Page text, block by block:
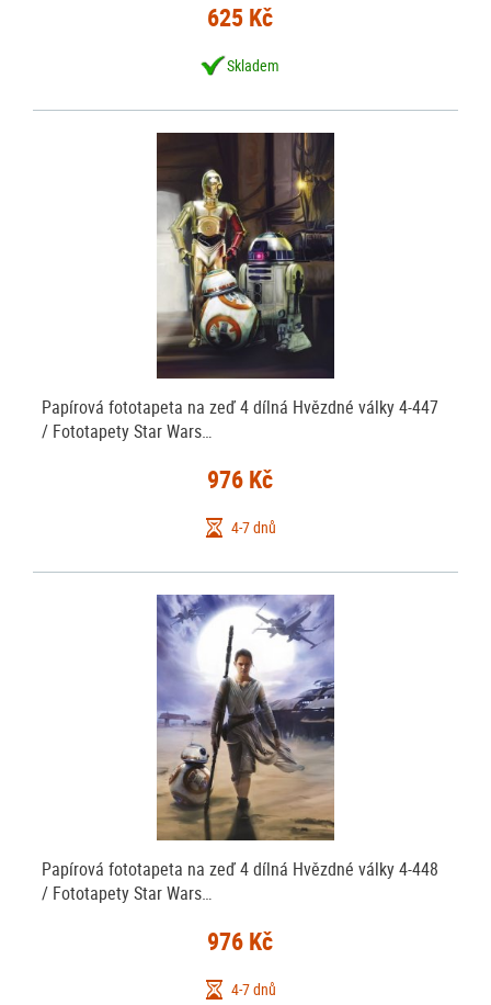
625 Kč
Skladem
Papírová fototapeta na zeď 4 dílná Hvězdné války 4-447
/ Fototapety Star Wars…
976 Kč
4-7 dnů
Papírová fototapeta na zeď 4 dílná Hvězdné války 4-448
/ Fototapety Star Wars…
976 Kč
4-7 dnů